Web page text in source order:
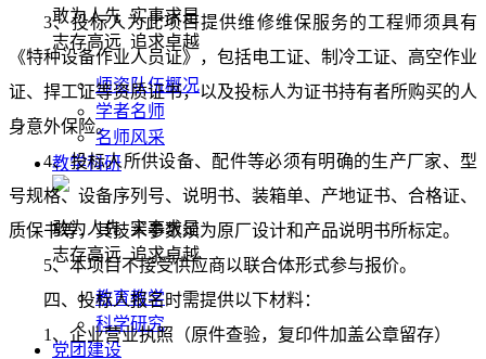
敢为人先 实事求是
志存高远 追求卓越
师资队伍概况
学者名师
名师风采
教学科研
敢为人先 实事求是
志存高远 追求卓越
教育教学
科学研究
党团建设
3、投标人为此项目提供维修维保服务的工程师须具有
《特种设备作业人员证》 ，包括电工证、制冷工证、高空作业
证、捍工证等资质证书，以及投标人为证书持有者所购买的人
身意外保险。
4、投标人所供设备、配件等必须有明确的生产厂家、型
号规格、设备序列号、说明书、装箱单、产地证书、合格证、
质保书等，其技术参数须为原厂设计和产品说明书所标定。
5、本项目不接受供应商以联合体形式参与报价。
四、投标人报名时需提供以下材料：
1、企业营业执照（原件查验，复印件加盖公章留存）